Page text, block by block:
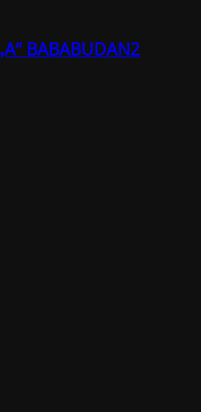
BABABUDAN2